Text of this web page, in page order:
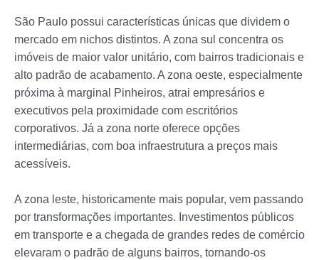
São Paulo possui características únicas que dividem o
mercado em nichos distintos. A zona sul concentra os
imóveis de maior valor unitário, com bairros tradicionais e
alto padrão de acabamento. A zona oeste, especialmente
próxima à marginal Pinheiros, atrai empresários e
executivos pela proximidade com escritórios
corporativos. Já a zona norte oferece opções
intermediárias, com boa infraestrutura a preços mais
acessíveis.
A zona leste, historicamente mais popular, vem passando
por transformações importantes. Investimentos públicos
em transporte e a chegada de grandes redes de comércio
elevaram o padrão de alguns bairros, tornando-os